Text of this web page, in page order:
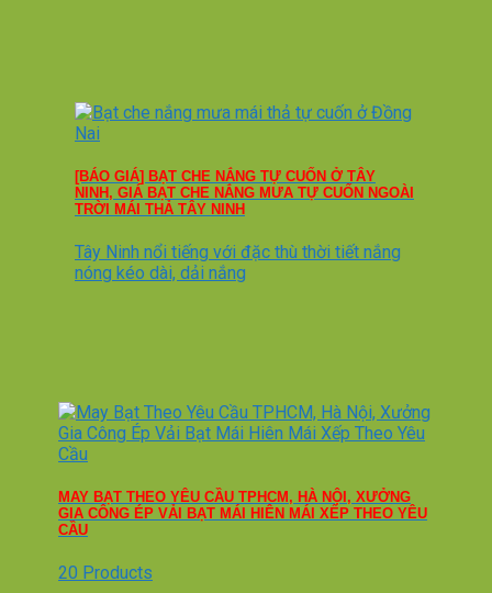
[BÁO GIÁ] BẠT CHE NẮNG TỰ CUỐN Ở TÂY
NINH, GIÁ BẠT CHE NẮNG MƯA TỰ CUỐN NGOÀI
TRỜI MÁI THẢ TÂY NINH
Tây Ninh nổi tiếng với đặc thù thời tiết nắng
nóng kéo dài, dải nắng
MAY BẠT THEO YÊU CẦU TPHCM, HÀ NỘI, XƯỞNG
GIA CÔNG ÉP VẢI BẠT MÁI HIÊN MÁI XẾP THEO YÊU
CẦU
20 Products